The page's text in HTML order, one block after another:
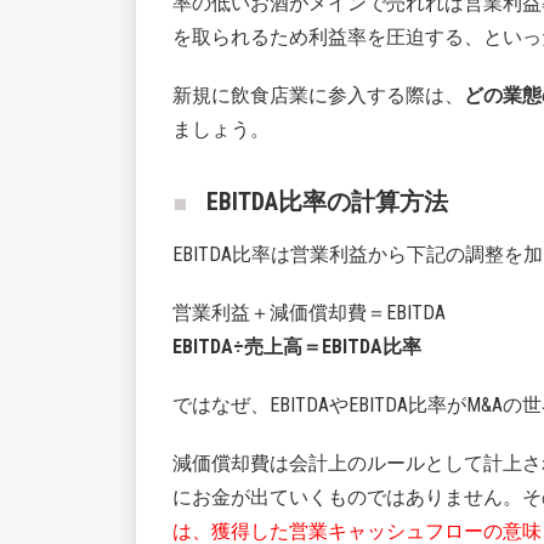
を取られるため利益率を圧迫する、とい
新規に飲食店業に参入する際は、
どの業
ましょう。
EBITDA比率の計算方法
EBITDA比率は営業利益から下記の調整を
営業利益＋減価償却費＝EBITDA
EBITDA÷売上高＝EBITDA比率
ではなぜ、EBITDAやEBITDA比率がM&A
減価償却費は会計上のルールとして計上
にお金が出ていくものではありません。
は、獲得した営業キャッシュフローの意味